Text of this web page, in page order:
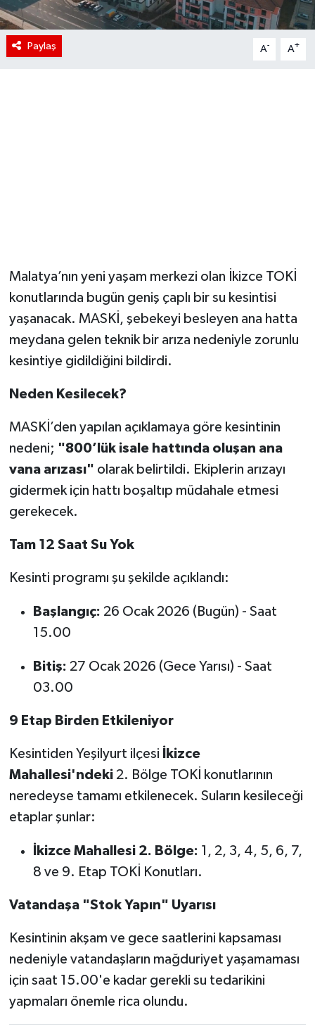
Paylaş A- A+
Malatya’nın yeni yaşam merkezi olan İkizce TOKİ
konutlarında bugün geniş çaplı bir su kesintisi
yaşanacak. MASKİ, şebekeyi besleyen ana hatta
meydana gelen teknik bir arıza nedeniyle zorunlu
kesintiye gidildiğini bildirdi.
Neden Kesilecek?
MASKİ’den yapılan açıklamaya göre kesintinin
nedeni; "800’lük isale hattında oluşan ana
vana arızası" olarak belirtildi. Ekiplerin arızayı
gidermek için hattı boşaltıp müdahale etmesi
gerekecek.
Tam 12 Saat Su Yok
Kesinti programı şu şekilde açıklandı:
Başlangıç: 26 Ocak 2026 (Bugün) - Saat
15.00
Bitiş: 27 Ocak 2026 (Gece Yarısı) - Saat
03.00
9 Etap Birden Etkileniyor
Kesintiden Yeşilyurt ilçesi
İkizce
Mahallesi'ndeki2. Bölge TOKİ konutlarının
neredeyse tamamı etkilenecek. Suların kesileceği
etaplar şunlar:
İkizce Mahallesi 2. Bölge: 1, 2, 3, 4, 5, 6, 7,
8 ve 9. Etap TOKİ Konutları.
Vatandaşa "Stok Yapın" Uyarısı
Kesintinin akşam ve gece saatlerini kapsaması
nedeniyle vatandaşların mağduriyet yaşamaması
için saat 15.00'e kadar gerekli su tedarikini
yapmaları önemle rica olundu.